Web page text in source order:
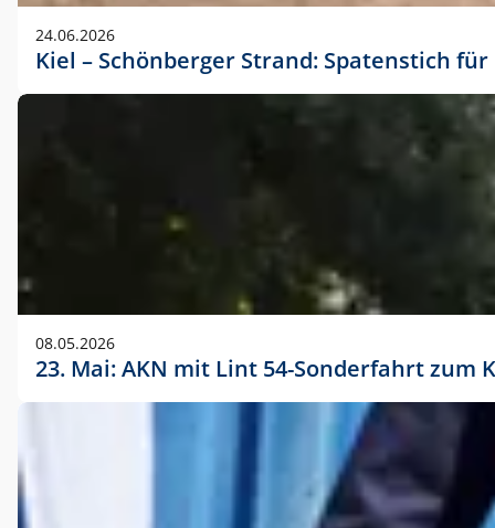
24.06.2026
Kiel – Schönberger Strand: Spatenstich
08.05.2026
23. Mai: AKN mit Lint 54-Sonderfahrt